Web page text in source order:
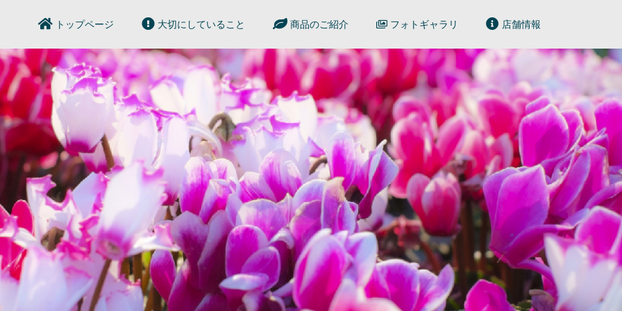
トップページ 大切にしていること 商品のご紹介 フォトギャラリ 店舗情報